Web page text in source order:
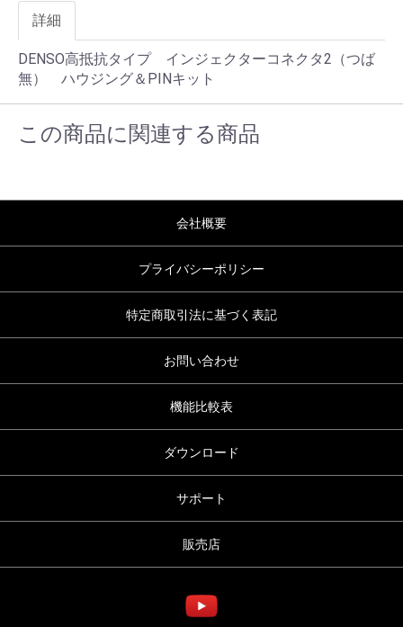
詳細
DENSO高抵抗タイプ インジェクターコネクタ2（つば
無） ハウジング＆PINキット
この商品に関連する商品
会社概要
プライバシーポリシー
特定商取引法に基づく表記
お問い合わせ
機能比較表
ダウンロード
サポート
販売店